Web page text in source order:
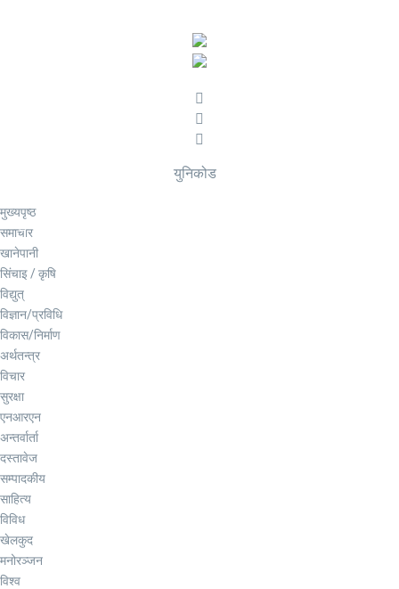
युनिकोड
मुख्यपृष्ठ
समाचार
खानेपानी
सिंचाइ / कृषि
विद्युत्
विज्ञान/प्रविधि
विकास/निर्माण
अर्थतन्त्र
विचार
सुरक्षा
एनआरएन
अन्तर्वार्ता
दस्तावेज
सम्पादकीय
साहित्य
विविध
खेलकुद
मनोरञ्जन
विश्व